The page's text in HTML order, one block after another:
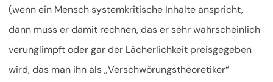
(wenn ein Mensch systemkritische Inhalte anspricht,
dann muss er damit rechnen, das er sehr wahrscheinlich
verunglimpft oder gar der Lächerlichkeit preisgegeben
wird, das man ihn als „Verschwörungstheoretiker“